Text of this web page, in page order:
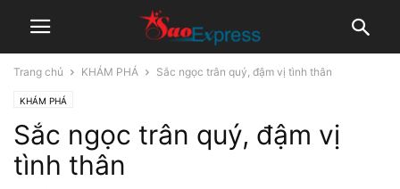
Trang chủ KHÁM PHÁ Sắc ngọc trân quý, đậm vị tình thân
KHÁM PHÁ
Sắc ngọc trân quý, đậm vị
tình thân